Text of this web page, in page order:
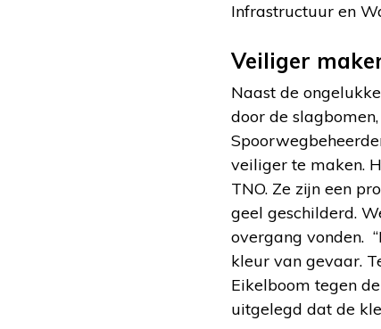
Infrastructuur en
Veiliger
Naast de
door de
veiliger te maken.
TNO. Ze zijn een
geel geschilderd.
overgang vonden.
kleur van gevaar.
Eikelboom tegen
uitgelegd dat de